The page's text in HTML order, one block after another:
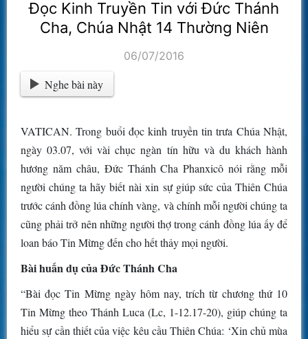
Đọc Kinh Truyền Tin với Đức Thánh
Cha, Chúa Nhật 14 Thường Niên
06/07/2016
Nghe bài này
VATICAN. Trong buổi đọc kinh truyền tin trưa Chúa Nhật,
ngày 03.07, với vài chục ngàn tín hữu và du khách hành
hương năm châu, Đức Thánh Cha Phanxicô nói rằng mỗi
người chúng ta hãy biết nài xin sự giúp sức của Thiên Chúa
trước cánh đồng lúa chính vàng, và chính mỗi người chúng ta
cũng phải trở nên những người thợ trong cánh đồng lúa ấy để
loan báo Tin Mừng đến cho hết thảy mọi người.
Bài huấn dụ của Đức Thánh Cha
“Bài đọc Tin Mừng ngày hôm nay, trích từ chương thứ 10
Tin Mừng theo Thánh Luca (Lc, 1-12.17-20), giúp chúng ta
hiểu sự cần thiết của việc kêu cầu Thiên Chúa: ‘Xin chủ mùa